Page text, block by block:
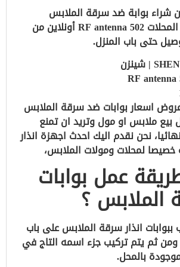
شراء بوابة ضد سرقة الملابس
والمنتجات لتامين المحلات RF antenna 502 أونلاين من
حتى باب المنزل.
اسعار بوابات ضد سرقة الملابس
بيع ملابس او مول وتريد ان تمنع
نحن نقدم اليك احدث اجهزة انذار
لمحلات ومولات الملابس،
عمل بوابات
؟
انذار سرقة الملابس على باب
ومن ثم يتم تركيب جزء اسمه التاج في
بالمحل.